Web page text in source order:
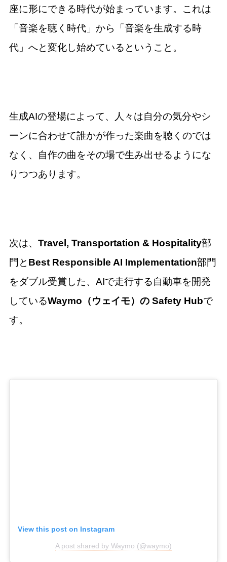
座に形にできる時代が始まっています。これは
「音楽を聴く時代」から「音楽を生成する時
代」へと変化し始めているということ。
生成AIの登場によって、人々は自分の気分やシ
ーンに合わせて誰かが作った楽曲を聴くのでは
なく、自作の曲をその場で生み出せるようにな
りつつあります。
次は、 Travel, Transportation & Hospitality部
門と Best Responsible AI Implementation部門
をダブル受賞した、AIで走行する自動車を開発
しているWaymo（ウェイモ）の Safety Hubで
す。
View this post on Instagram
A post shared by Waymo (@waymo)